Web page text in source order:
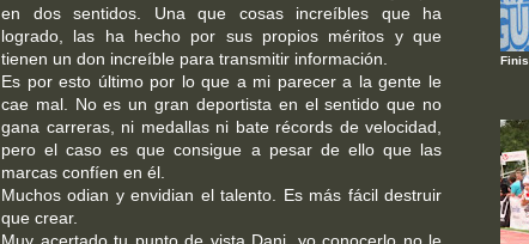
en dos sentidos. Una que cosas increíbles que ha
logrado, las ha hecho por sus propios méritos y que
tienen un don increíble para transmitir información.
Es por esto último por lo que a mi parecer a la gente le
cae mal. No es un gran deportista en el sentido que no
gana carreras, ni medallas ni bate récords de velocidad,
pero el caso es que consigue a pesar de ello que las
marcas confíen en él.
Muchos odian y envidian el talento. Es más fácil destruir
que crear.
Muy acertado tu punto de vista Dani, yo conocerlo no le